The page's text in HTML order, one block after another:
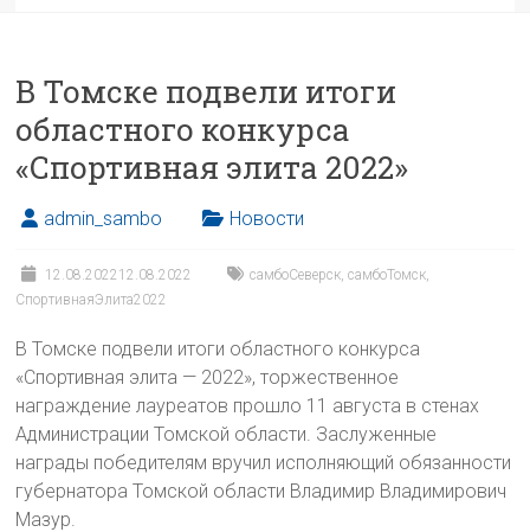
В Томске подвели итоги
областного конкурса
«Спортивная элита 2022»
admin_sambo Новости
12.08.2022 12.08.2022 самбоСеверск,самбоТомск,
СпортивнаяЭлита2022
В Томске подвели итоги областного конкурса
«Спортивная элита — 2022», торжественное
награждение лауреатов прошло 11 августа в стенах
Администрации Томской области. Заслуженные
награды победителям вручил исполняющий обязанности
губернатора Томской области Владимир Владимирович
Мазур.